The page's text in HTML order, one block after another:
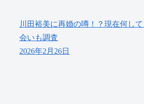
川田裕美に再婚の噂！？現在何し
会いも調査
2026年2月26日